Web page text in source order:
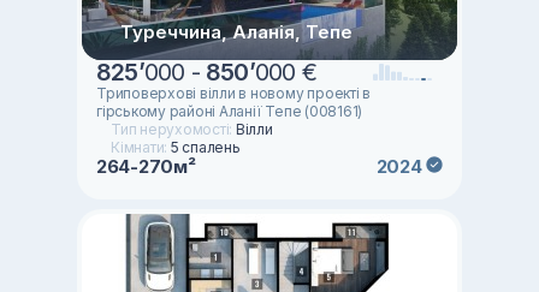
Туреччина, Аланія, Тепе
825’000 - 850’000 €
Триповерхові вілли в новому проекті в
гірському районі Аланії Тепе (008161)
Тип нерухомості: Вілли
Кімнати: 5 спалень
264-270м² 2024